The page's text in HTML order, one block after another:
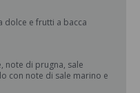
dolce e frutti a bacca
note di prugna, sale
con note di sale marino e